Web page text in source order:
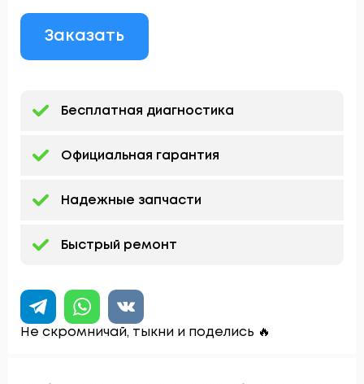
Заказать
Бесплатная диагностика
Официальная гарантия
Надежные запчасти
Быстрый ремонт
Не скромничай, тыкни и поделись 🔥